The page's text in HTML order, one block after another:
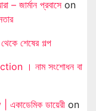
– জার্মান প্রবাসেon
শেষের গল্প
। নাম সংশোধন বা
ডায়েরী on